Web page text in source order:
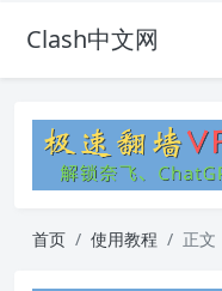
Clash中文网
首页 使用教程 正文